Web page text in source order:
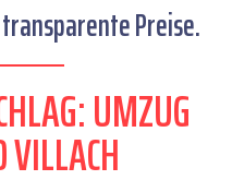
Preise.
UMZUG